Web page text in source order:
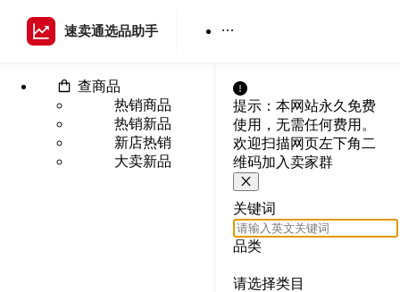
速卖通选品助手
查商品
热销商品
热销新品
新店热销
大卖新品
提示：本网站永久免费
使用，无需任何费用。
欢迎扫描网页左下角二
维码加入卖家群
关键词
品类
请选择类目